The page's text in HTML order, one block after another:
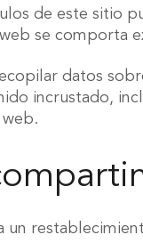
de este sitio
se comporta
datos
incrustado,
un